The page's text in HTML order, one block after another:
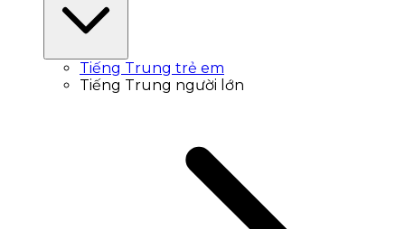
Tiếng Trung trẻ em
Tiếng Trung người lớn